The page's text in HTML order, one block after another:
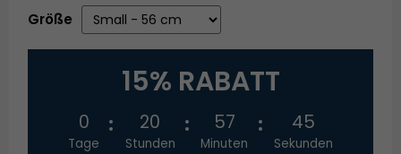
Größe
15% RABATT
0
Tage
20
Stunden
57
Minuten
44
Sekunden